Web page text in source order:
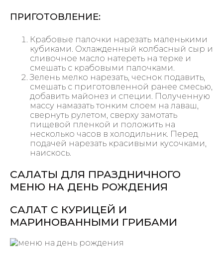
ПРИГОТОВЛЕНИЕ:
Крабовые палочки нарезать маленькими
кубиками. Охлажденный колбасный сыр и
сливочное масло натереть на терке и
смешать с крабовыми палочками.
Зелень мелко нарезать, чеснок подавить,
смешать с приготовленной ранее смесью,
добавить майонез и специи. Полученную
массу намазать тонким слоем на лаваш,
свернуть рулетом, сверху замотать
пищевой пленкой и положить на
несколько часов в холодильник. Перед
подачей нарезать красивыми кусочками,
наискось.
САЛАТЫ ДЛЯ ПРАЗДНИЧНОГО
МЕНЮ НА ДЕНЬ РОЖДЕНИЯ
САЛАТ С КУРИЦЕЙ И
МАРИНОВАННЫМИ ГРИБАМИ